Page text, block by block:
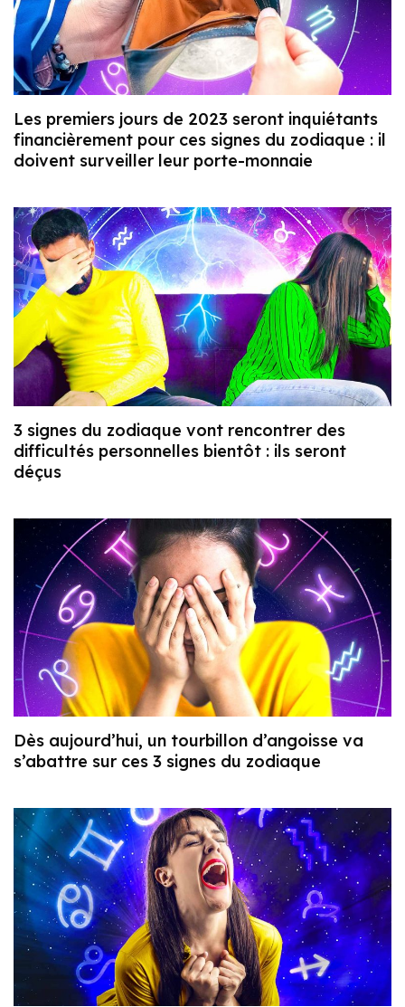
Les premiers jours de 2023 seront inquiétants
financièrement pour ces signes du zodiaque : il
doivent surveiller leur porte-monnaie
3 signes du zodiaque vont rencontrer des
difficultés personnelles bientôt : ils seront
déçus
Dès aujourd’hui, un tourbillon d’angoisse va
s’abattre sur ces 3 signes du zodiaque